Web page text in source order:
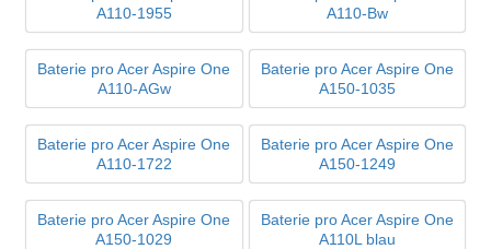
A110-1955
A110-Bw
Baterie pro Acer Aspire One
A110-AGw
Baterie pro Acer Aspire One
A150-1035
Baterie pro Acer Aspire One
A110-1722
Baterie pro Acer Aspire One
A150-1249
Baterie pro Acer Aspire One
A150-1029
Baterie pro Acer Aspire One
A110L blau